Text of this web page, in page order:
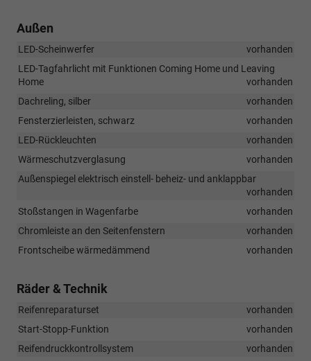
Außen
LED-Scheinwerfer
vorhanden
LED-Tagfahrlicht mit Funktionen Coming Home und Leaving
Home
vorhanden
Dachreling, silber
vorhanden
Fensterzierleisten, schwarz
vorhanden
LED-Rückleuchten
vorhanden
Wärmeschutzverglasung
vorhanden
Außenspiegel elektrisch einstell- beheiz- und anklappbar
vorhanden
Stoßstangen in Wagenfarbe
vorhanden
Chromleiste an den Seitenfenstern
vorhanden
Frontscheibe wärmedämmend
vorhanden
Räder & Technik
Reifenreparaturset
vorhanden
Start-Stopp-Funktion
vorhanden
Reifendruckkontrollsystem
vorhanden